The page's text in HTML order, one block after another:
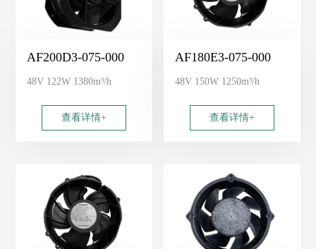
AF200D3-075-000
48V 122W 1380m³/h
查看详情+
AF180E3-075-000
48V 150W 1250m³/h
查看详情+